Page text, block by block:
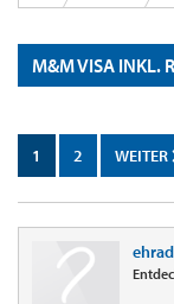
M&M VISA INKL.
1 2 WEITER